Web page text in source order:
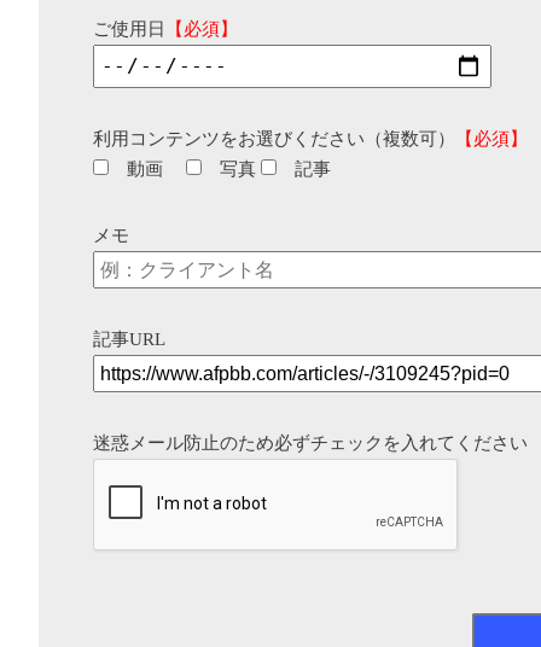
ご使用日 【必須】
利用コンテンツをお選びください（複数可）
【必須】
動画
写真 記事
メモ
記事URL
迷惑メール防止のため必ずチェックを入れてください